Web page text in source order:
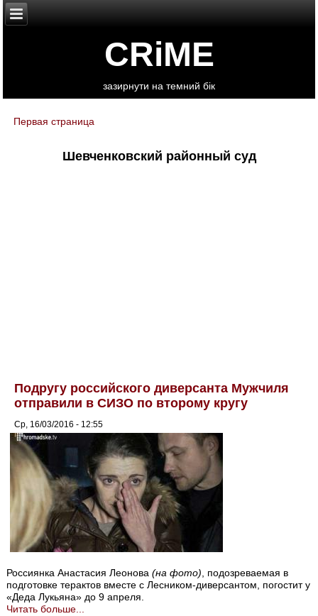
CRiME
зазирнути на темний бік
You are here
Первая страница
Шевченковский районный суд
Подругу российского диверсанта Мужчиля
отправили в СИЗО по второму кругу
Ср, 16/03/2016 - 12:55
Россиянка Анастасия Леонова(на фото), подозреваемая в
подготовке терактов вместе с Лесником-диверсантом, погостит у
«Деда Лукьяна» до 9 апреля.
Читать больше...